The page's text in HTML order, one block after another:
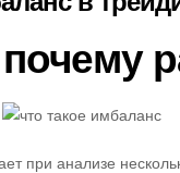
при анализе